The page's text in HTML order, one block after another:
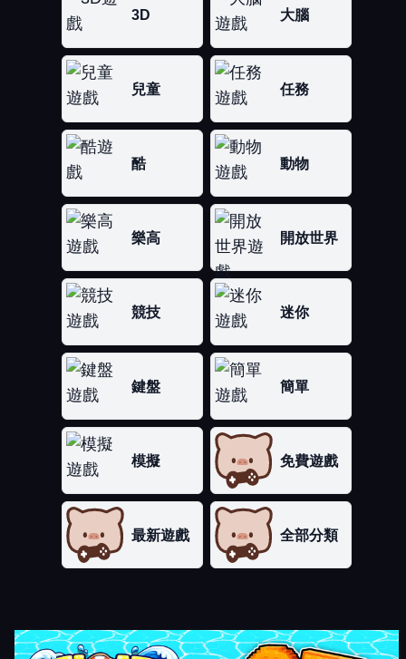
3D 大腦
兒童 任務
酷 動物
樂高 開放世界
競技 迷你
鍵盤 簡單
模擬 免費遊戲
最新遊戲 全部分類